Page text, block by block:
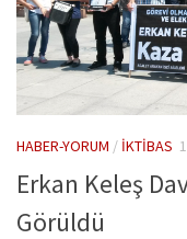
HABER-YORUM / İKTIBAS
Erkan Keleş
Görüldü